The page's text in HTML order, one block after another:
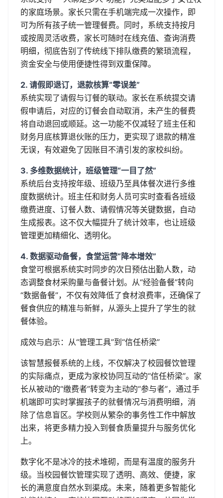
的家庭场景。家长只需在手机端完成一次操作，即
可为所有孩子统一管理餐费。同时，系统支持按月
或按周灵活收费，家长可随时在线充值、查询消费
明细，彻底告别了传统线下排队缴费的繁琐流程，
资金安全与使用便捷性得到双重保障。
2. 请假即退订，退款核算“零误差”
系统实现了请假与订餐的联动。家长在系统提交请
假申请后，对应的订餐会自动取消，未产生的餐费
将自动退回或顺延。这一功能不仅减轻了班主任和
财务月底核算退伙账的压力，更实现了退款的精准
无误，有效避免了因账目不清引发的家校纠纷。
3. 多维数据统计，班级管理“一目了然”
系统后台支持按年级、班级乃至具体餐次进行多维
度数据统计。班主任和财务人员可实时查看各班级
缴费进度、订餐人数、请假情况等关键数据，自动
生成报表。这不仅大幅提升了统计效率，也让班级
管理更加精细化、透明化。
4. 数据驱动备餐，食堂运营“降本增效”
食堂可根据系统实时同步的次日预估出勤人数，动
态调整食材采购量与备餐计划。从“经验备餐”转向
“数据备餐”，不仅有效降低了食材浪费率，还确保了
餐食供应的精准与新鲜，从源头上提升了学生的就
餐体验。
成效与启示：从“管理工具”到“信任桥梁”
该智慧报餐系统的上线，不仅解决了校园餐饮管理
的实际痛点，更成为家校协同互动的“信任桥梁”。家
长从被动的“缴费者”转变为主动的“参与者”，通过手
机端即可实时掌握孩子的就餐情况与消费明细，消
除了信息盲区。学校则从繁杂的事务性工作中解放
出来，将更多精力投入到餐食质量提升与服务优化
上。
数字化不是冰冷的技术堆砌，而是有温度的服务升
级。当校园餐饮管理实现了透明、高效、便捷，家
长的满意度自然水到渠成。未来，随着更多智能化